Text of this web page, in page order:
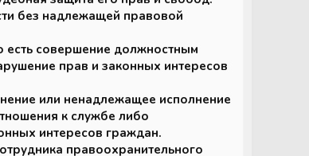
без надлежащей правовой
есть совершение должностным
прав и законных интересов
или ненадлежащее исполнение
к службе либо
интересов граждан.
правоохранительного